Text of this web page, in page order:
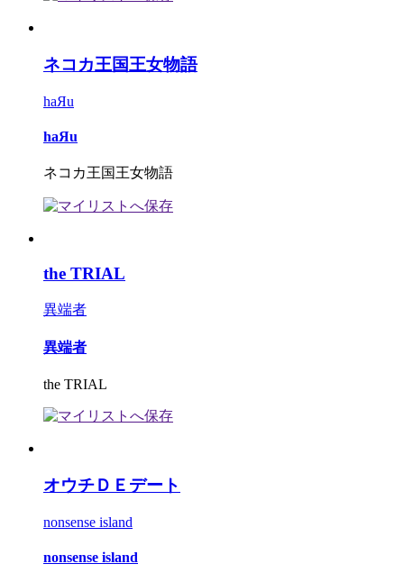
ネコカ王国王女物語
haЯu
haЯu
ネコカ王国王女物語
the TRIAL
異端者
異端者
the TRIAL
オウチＤＥデート
nonsense island
nonsense island